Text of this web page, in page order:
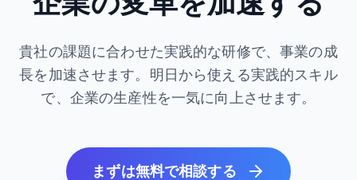
貴社の課題に合わせた実践的な研修で、事業の成
長を加速させます。 明日から使える実践的スキル
で、企業の生産性を一気に向上させます。
まずは無料で相談する